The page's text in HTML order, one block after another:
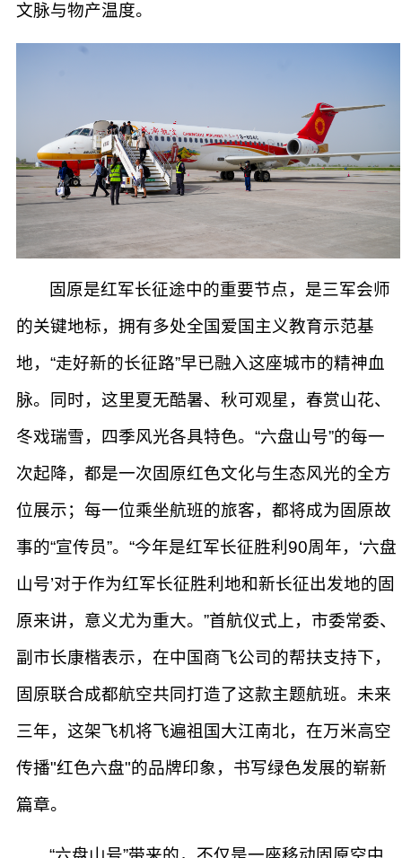
文脉与物产温度。
固原是红军长征途中的重要节点，是三军会师
的关键地标，拥有多处全国爱国主义教育示范基
地，“走好新的长征路”早已融入这座城市的精神血
脉。同时，这里夏无酷暑、秋可观星，春赏山花、
冬戏瑞雪，四季风光各具特色。“六盘山号”的每一
次起降，都是一次固原红色文化与生态风光的全方
位展示；每一位乘坐航班的旅客，都将成为固原故
事的“宣传员”。“今年是红军长征胜利90周年，‘六盘
山号’对于作为红军长征胜利地和新长征出发地的固
原来讲，意义尤为重大。”首航仪式上，市委常委、
副市长康楷表示，在中国商飞公司的帮扶支持下，
固原联合成都航空共同打造了这款主题航班。未来
三年，这架飞机将飞遍祖国大江南北，在万米高空
传播"红色六盘"的品牌印象，书写绿色发展的崭新
篇章。